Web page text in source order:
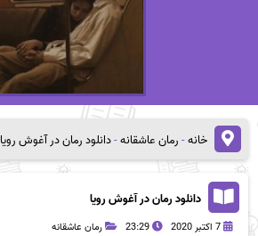
خانه-رمان عاشقانه-دانلود رمان در آغوش رویا
دانلود رمان در آغوش رویا
7 اکتبر 2020 23:29 رمان عاشقانه